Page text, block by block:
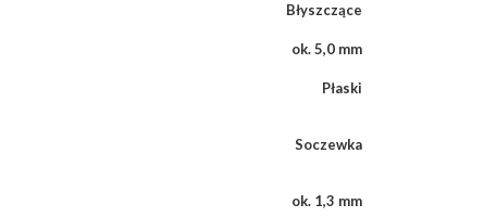
Błyszczące
ok. 5,0 mm
Płaski
Soczewka
ok. 1,3 mm